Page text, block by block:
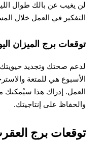
لن يغيب عن بالك طوال
التفكير في العمل خلال
توقعات برج الميزان
​​لدعم صحتك وتجديد
الأسبوع هي للمتعة
العمل. إدراك هذا سيُمكنك
والحفاظ على إنتاجيتك.
توقعات برج